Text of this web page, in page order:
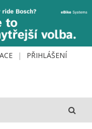
PŘIHLÁŠENÍ